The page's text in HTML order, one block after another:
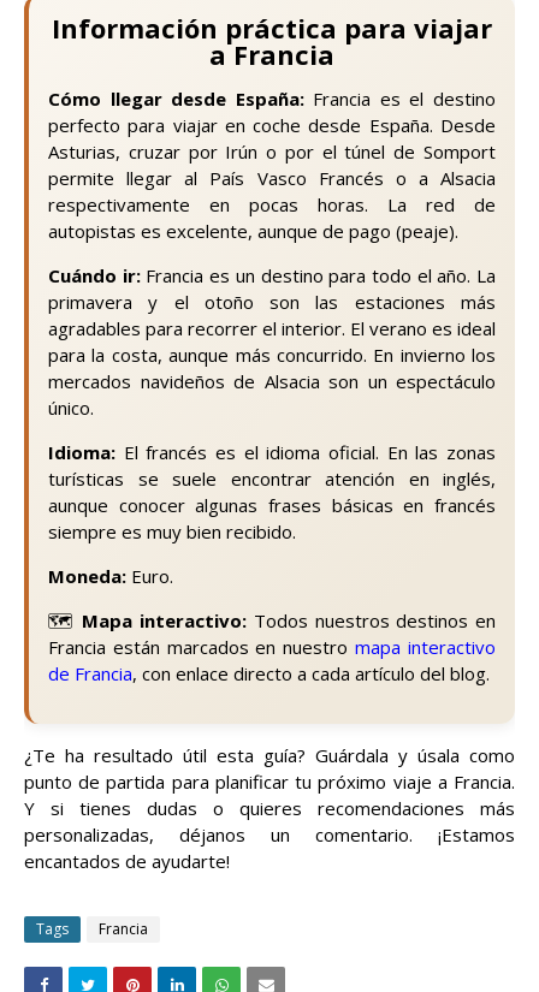
Información práctica para viajar
a Francia
Cómo llegar desde España:Francia es el destino
perfecto para viajar en coche desde España. Desde
Asturias, cruzar por Irún o por el túnel de Somport
permite llegar al País Vasco Francés o a Alsacia
respectivamente en pocas horas. La red de
autopistas es excelente, aunque de pago (peaje).
Cuándo ir:Francia es un destino para todo el año. La
primavera y el otoño son las estaciones más
agradables para recorrer el interior. El verano es ideal
para la costa, aunque más concurrido. En invierno los
mercados navideños de Alsacia son un espectáculo
único.
Idioma: El francés es el idioma oficial. En las zonas
turísticas se suele encontrar atención en inglés,
aunque conocer algunas frases básicas en francés
siempre es muy bien recibido.
Moneda: Euro.
🗺️ Mapa interactivo: Todos nuestros destinos en
Francia están marcados en nuestromapa interactivo
de Francia, con enlace directo a cada artículo del blog.
¿Te ha resultado útil esta guía? Guárdala y úsala como
punto de partida para planificar tu próximo viaje a Francia.
Y si tienes dudas o quieres recomendaciones más
personalizadas, déjanos un comentario. ¡Estamos
encantados de ayudarte!
Tags Francia